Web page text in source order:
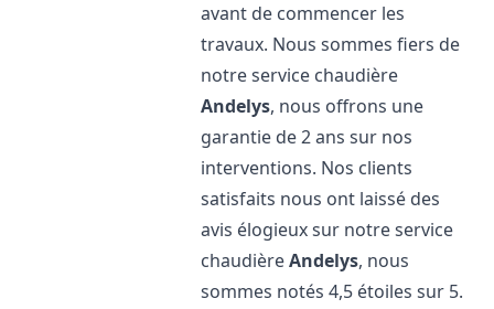
avant de commencer les
travaux. Nous sommes fiers de
notre service chaudière
Andelys, nous offrons une
garantie de 2 ans sur nos
interventions. Nos clients
satisfaits nous ont laissé des
avis élogieux sur notre service
chaudièreAndelys, nous
sommes notés 4,5 étoiles sur 5.